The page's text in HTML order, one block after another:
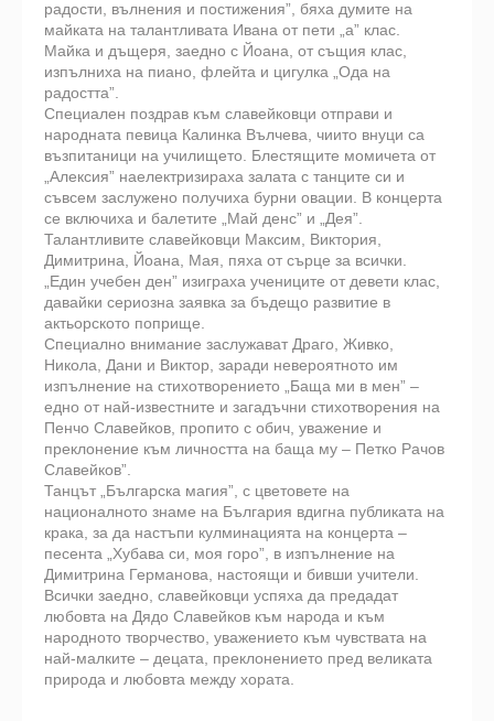
радости, вълнения и постижения”, бяха думите на
майката на талантливата Ивана от пети „а” клас.
Майка и дъщеря, заедно с Йоана, от същия клас,
изпълниха на пиано, флейта и цигулка „Ода на
радостта”.
Специален поздрав към славейковци отправи и
народната певица Калинка Вълчева, чиито внуци са
възпитаници на училището. Блестящите момичета от
„Алексия” наелектризираха залата с танците си и
съвсем заслужено получиха бурни овации. В концерта
се включиха и балетите „Май денс” и „Дея”.
Талантливите славейковци Максим, Виктория,
Димитрина, Йоана, Мая, пяха от сърце за всички.
„Един учебен ден” изиграха учениците от девети клас,
давайки сериозна заявка за бъдещо развитие в
актьорското поприще.
Специално внимание заслужават Драго, Живко,
Никола, Дани и Виктор, заради невероятното им
изпълнение на стихотворението „Баща ми в мен” –
едно от най-известните и загадъчни стихотворения на
Пенчо Славейков, пропито с обич, уважение и
преклонение към личността на баща му – Петко Рачов
Славейков”.
Танцът „Българска магия”, с цветовете на
националното знаме на България вдигна публиката на
крака, за да настъпи кулминацията на концерта –
песента „Хубава си, моя горо”, в изпълнение на
Димитрина Германова, настоящи и бивши учители.
Всички заедно, славейковци успяха да предадат
любовта на Дядо Славейков към народа и към
народното творчество, уважението към чувствата на
най-малките – децата, преклонението пред великата
природа и любовта между хората.